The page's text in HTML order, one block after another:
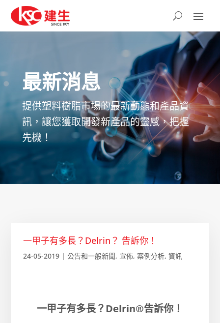
最新消息
提供塑料樹脂市場的最新動態和產品資
訊，讓您獲取開發新產品的靈感，把握
先機！
一甲子有多長？Delrin？ 告訴你！
24-05-2019| 公告和一般新聞, 宣佈, 案例分析, 資訊
一甲子有多長？Delrin®告訴你！